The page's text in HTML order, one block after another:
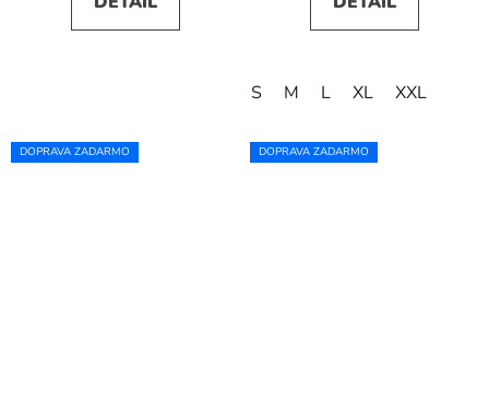
S M L XL XXL
DOPRAVA ZADARMO DOPRAVA ZADARMO